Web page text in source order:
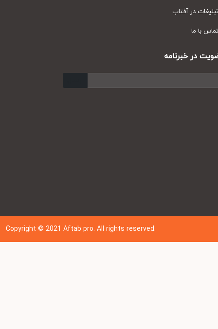
در آفتاب
با ما
در خبرنامه
Copyright © 202 1Aftab pro. All rights reserved.